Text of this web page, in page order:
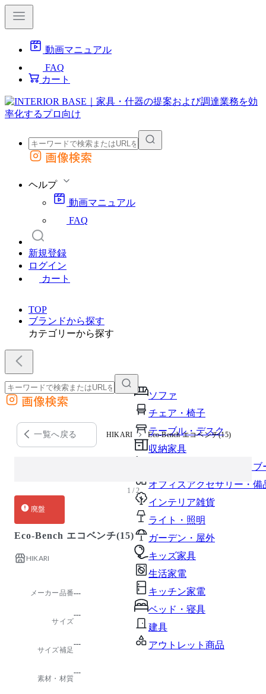
動画マニュアル
FAQ
カート
外部サイトの商品をカートに追加
画像検索
ヘルプ
動画マニュアル
FAQ
新規登録
ログイン
カート
TOP
ブランドから探す
カテゴリーから探す
ソファ
チェア・椅子
テーブル・デスク
収納家具
パーソナルブース・集中ブ
オフィスアクセサリー・備
インテリア雑貨
ライト・照明
ガーデン・屋外
キッズ家具
生活家電
キッチン家電
ベッド・寝具
建具
アウトレット商品
外部サイトの商品をカートに追加
他のサイトで見つけた商品ページのURLを貼り付けて、カートに追加できます
画像検索
一覧へ戻る HIKARI Eco-Bench エコベンチ(15)
1 / 2
廃盤
Eco-Bench エコベンチ(15)
HIKARI
メーカー品番---
サイズ
---
サイズ補足
---
素材・材質
---